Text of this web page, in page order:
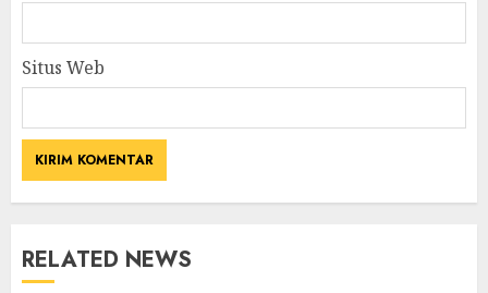
Situs Web
RELATED NEWS